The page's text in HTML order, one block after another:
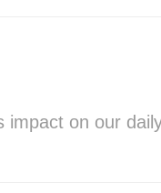
on our